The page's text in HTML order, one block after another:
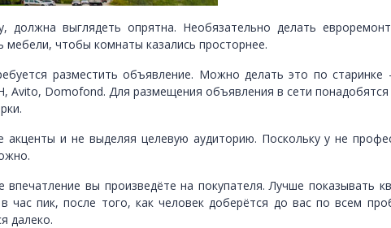
должна выглядеть опрятна. Необязательно делать
мебели, чтобы комнаты казались просторнее.
разместить объявление. Можно делать это по старинке
Domofond. Для размещения объявления в сети
и не выделяя целевую аудиторию. Поскольку у не
впечатление вы произведёте на покупателя. Лучше показывать
час пик, после того, как человек доберётся до вас по всем
далеко.